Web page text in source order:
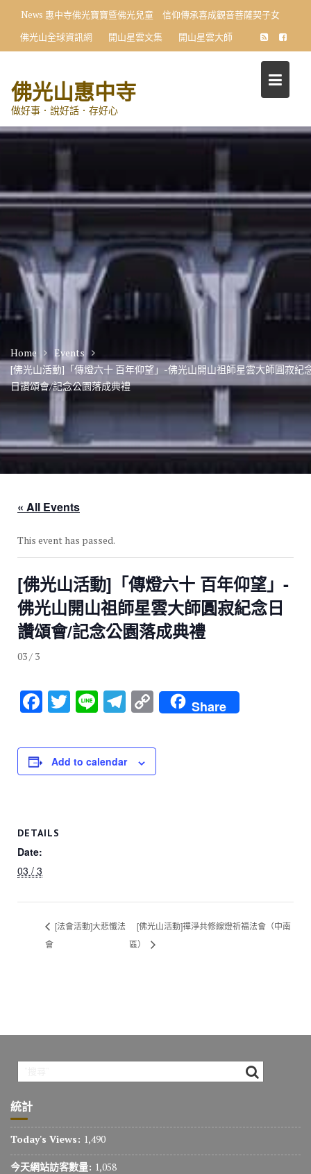
content
News 惠中寺佛光寶寶暨佛光兒童 信仰傳承喜成觀音菩薩契子女
佛光山全球資訊網
開山星雲文集 開山星雲大師
佛光山惠中寺
做好事．說好話．存好心
Home
Events
[佛光山活動]「傳燈六十 百年仰望」-佛光山開山祖師星雲大師圓寂紀
日讚頌會/記念公園落成典禮
« All Events
This event has passed.
[佛光山活動]「傳燈六十 百年仰望」-
佛光山開山祖師星雲大師圓寂紀念日
讚頌會/記念公園落成典禮
03 / 3
F
c
e
o
T
tt
er
Li
e
T
e
gr
C
o
p
y
Share
Add to calendar
DETAILS
Date:
03 / 3
[法會活動]大悲懺法
會
[佛光山活動]禪淨共修線燈祈福法會（中南
區）
統計
Today's Views: 1,490
今天網站訪客數量: 1,058